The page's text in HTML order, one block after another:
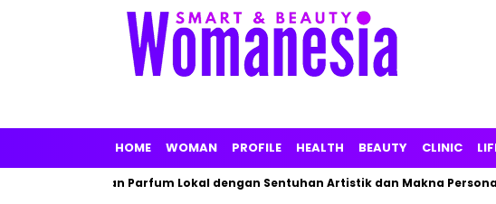
HOME WOMAN PROFILE HEALTH BEAUTY CLINIC
Linarz Tawarkan Parfum Lokal dengan Sentuhan Artistik dan Makna Personal